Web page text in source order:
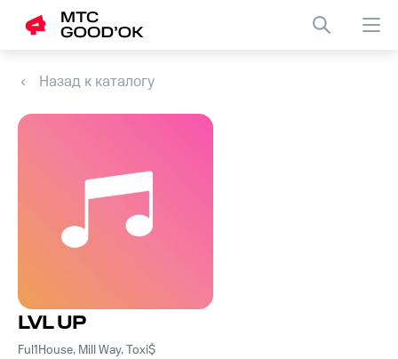
Назад к каталогу
LVL UP
Ful1House, Mill Way, Toxi$